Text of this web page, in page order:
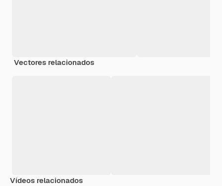
Vectores relacionados
Vídeos relacionados